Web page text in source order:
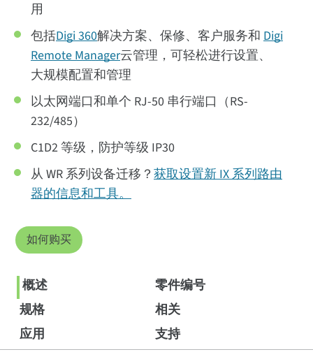
用
包括Digi 360解决方案、保修、客户服务和 Digi
Remote Manager云管理，可轻松进行设置、
大规模配置和管理
以太网端口和单个 RJ-50 串行端口（RS-
232/485）
C1D2 等级，防护等级 IP30
从 WR 系列设备迁移？ 获取设置新 IX 系列路由
器的信息和工具。
如何购买
概述
零件编号
规格
相关
应用
支持